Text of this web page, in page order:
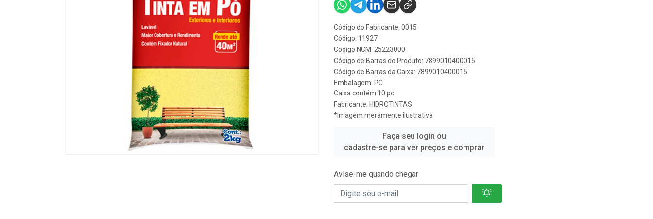
Código do Fabricante: 0015
Código: 11927
Código NCM: 25223000
Código de Barras do Produto: 7899010400015
Código de Barras da Caixa: 7899010400015
Embalagem: PC
Caixa contém 10 pc
Fabricante: HIDROTINTAS
*Imagem meramente ilustrativa
Faça seu login ou
cadastre-se para ver preços e comprar
Avise-me quando chegar